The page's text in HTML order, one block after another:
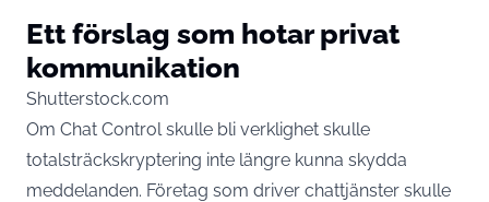
Ett förslag som hotar privat
kommunikation
Shutterstock.com
Om Chat Control skulle bli verklighet skulle
totalsträckskryptering inte längre kunna skydda
meddelanden. Företag som driver chattjänster skulle